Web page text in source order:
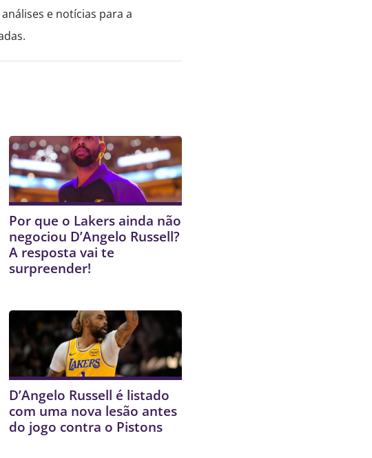
e notícias para a
Por que o Lakers ainda não
negociou D’Angelo Russell?
A resposta vai te
surpreender!
D’Angelo Russell é listado
com uma nova lesão antes
do jogo contra o Pistons